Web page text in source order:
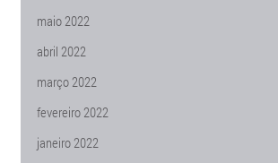
maio 2022
abril 2022
março 2022
fevereiro 2022
janeiro 2022